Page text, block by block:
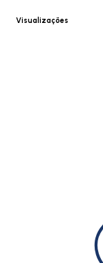
Visualizações